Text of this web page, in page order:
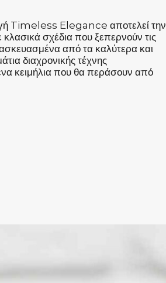
Timeless Elegance αποτελεί την
κλασικά σχέδια που ξεπερνούν τις
από τα καλύτερα και
διαχρονικής τέχνης
κειμήλια που θα περάσουν από